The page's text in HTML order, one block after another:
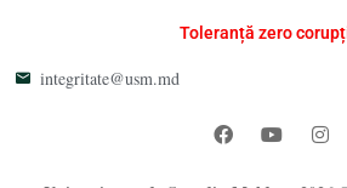
Toleranță zero
integritate@usm.md